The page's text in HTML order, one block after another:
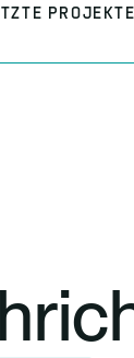
PROJEKTE